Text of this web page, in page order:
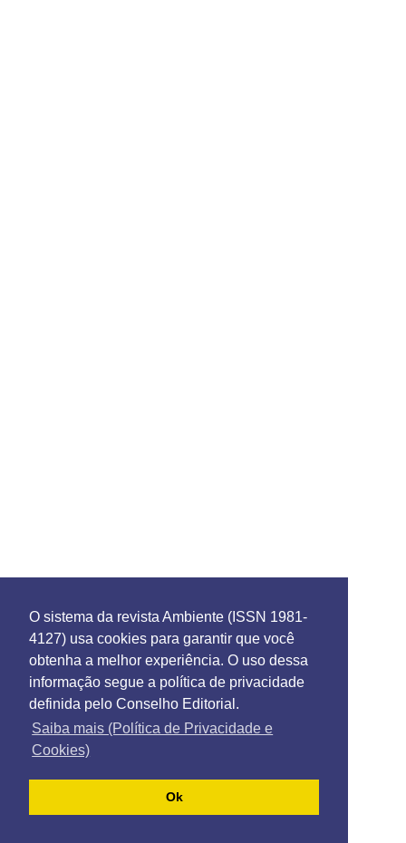
O sistema da revista Ambiente (ISSN 1981-
4127) usa cookies para garantir que você
obtenha a melhor experiência. O uso dessa
informação segue a política de privacidade
definida pelo Conselho Editorial.
Saiba mais (Política de Privacidade e
Cookies)
Ok